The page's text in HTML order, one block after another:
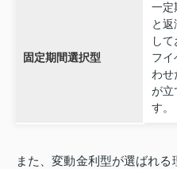
固定期間選択型
一定
と
し
フイ
わせ
が立
す。
また、変動金利型が選ばれ